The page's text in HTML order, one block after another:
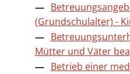
(Grundschulalter) -
Mütter und Väter
Betrieb einer